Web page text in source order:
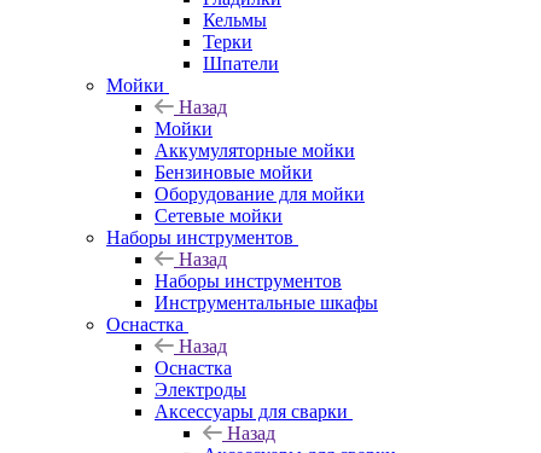
Кельмы
Терки
Шпатели
Мойки
Назад
Мойки
Аккумуляторные мойки
Бензиновые мойки
Оборудование для мойки
Сетевые мойки
Наборы инструментов
Назад
Наборы инструментов
Инструментальные шкафы
Оснастка
Назад
Оснастка
Электроды
Аксессуары для сварки
Назад